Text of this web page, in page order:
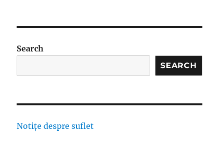
Search
SEARCH
Notițe despre suflet